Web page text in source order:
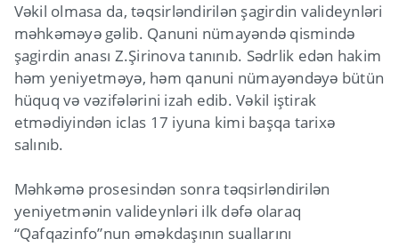
Vəkil olmasa da, təqsirləndirilən şagirdin valideynləri
məhkəməyə gəlib. Qanuni nümayəndə qismində
şagirdin anası Z.Şirinova tanınıb. Sədrlik edən hakim
həm yeniyetməyə, həm qanuni nümayəndəyə bütün
hüquq və vəzifələrini izah edib. Vəkil iştirak
etmədiyindən iclas 17 iyuna kimi başqa tarixə
salınıb.
Məhkəmə prosesindən sonra təqsirləndirilən
yeniyetmənin valideynləri ilk dəfə olaraq
“Qafqazinfo”nun əməkdaşının suallarını